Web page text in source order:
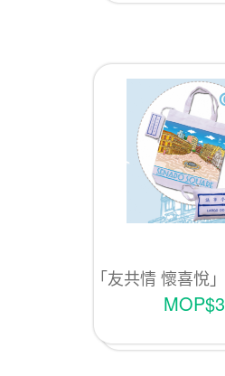
「友共情 懷喜悅
列Ｃ款「議事